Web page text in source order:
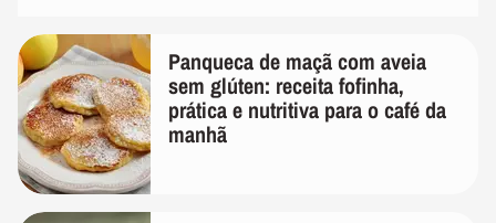
Panqueca de maçã com aveia
sem glúten: receita fofinha,
prática e nutritiva para o café da
manhã